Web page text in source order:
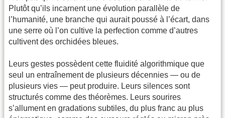
Plutôt qu’ils incarnent une évolution parallèle de
l’humanité, une branche qui aurait poussé à l’écart, dans
une serre où l’on cultive la perfection comme d’autres
cultivent des orchidées bleues.
Leurs gestes possèdent cette fluidité algorithmique que
seul un entraînement de plusieurs décennies — ou de
plusieurs vies — peut produire. Leurs silences sont
structurés comme des théorèmes. Leurs sourires
s’allument en gradations subtiles, du plus franc au plus